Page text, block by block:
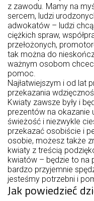
z zawodu. Mamy na
sercem, ludzi
adwokatów – ludzi
ciężkich spraw,
przełożonych,
tak można do
ważnym osobom
pomoc.
Najłatwiejszym i od lat
przekazania
Kwiaty zawsze były i
prezentów na okazanie
świeżość i niezwykle
przekazać osobiście i
osobie, możesz także
kwiaty z treścią
kwiatów – będzie to na
bardzo przyjemnie
jesteśmy potrzebni i
Jak powiedzieć